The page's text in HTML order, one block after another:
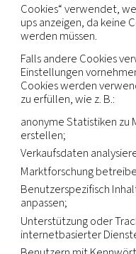
besucht wird –
Ihrem Gerät
zu merken, z. B.
gesetzt und als
verwenden für
auch Cookies von
anderen Domain
besuchen.
Wenn unsere
Cookies“
ups anzeigen, da
werden müssen.